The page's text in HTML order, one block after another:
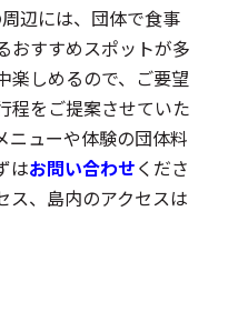
辺には、団体で食事
おすすめスポットが多
楽しめるので、ご要望
程をご提案させていた
ニューや体験の団体料
はお問い合わせくださ
ス、島内のアクセスは